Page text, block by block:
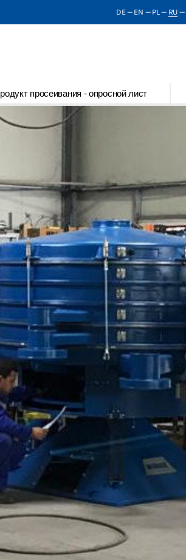
DE— EN — PL— RU—
просеивания - опросной лист